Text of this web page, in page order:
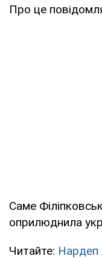
Про це
Саме
оприлюднила
Читайте: Нардеп